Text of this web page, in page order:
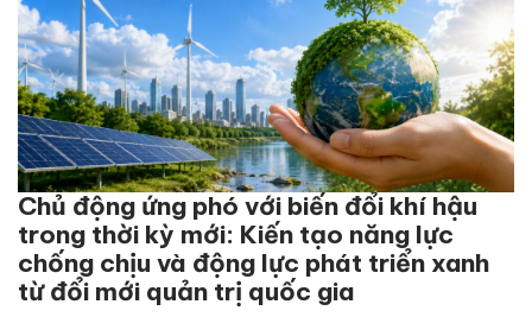
Chủ động ứng phó với biến đổi khí hậu
trong thời kỳ mới: Kiến tạo năng lực
chống chịu và động lực phát triển xanh
từ đổi mới quản trị quốc gia